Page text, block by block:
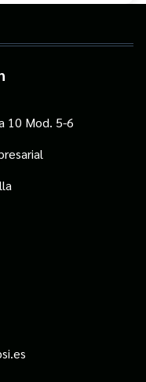
10 Mod. 5-6